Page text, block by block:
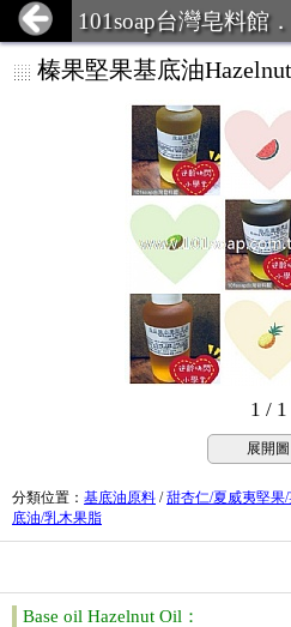
101soap台灣皂料館
INE ID:101Soap 客
榛果堅果基底油
1 / 1
展開圖
分類位置 ： 基底油原料 /甜杏仁/夏威夷堅果
底油/乳木果脂
Base oil Hazelnut Oil：